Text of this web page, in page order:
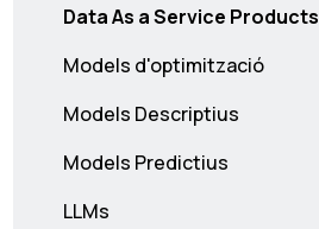
Data As a Service Products
Models d'optimització
Models Descriptius
Models Predictius
LLMs